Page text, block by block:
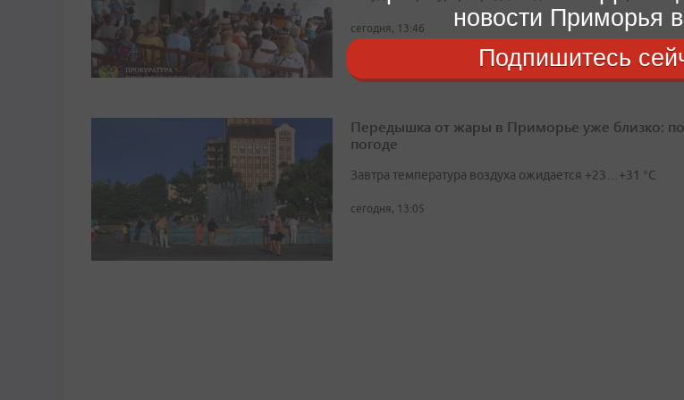
сегодня, 13:46
Передышка от жары в Приморье уже близко:
погоде
Завтра температура воздуха ожидается +23…+31 °C
сегодня, 13:05
новости Приморья
Подпишитесь